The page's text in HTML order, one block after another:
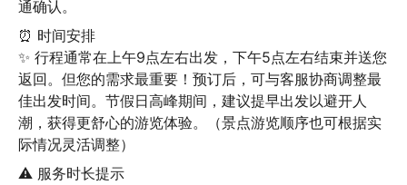
通确认。
⏰ 时间安排
✨ 行程通常在上午9点左右出发，下午5点左右结束并送您
返回。但您的需求最重要！预订后，可与客服协商调整最
佳出发时间。节假日高峰期间，建议提早出发以避开人
潮，获得更舒心的游览体验。（景点游览顺序也可根据实
际情况灵活调整）
⚠️ 服务时长提示